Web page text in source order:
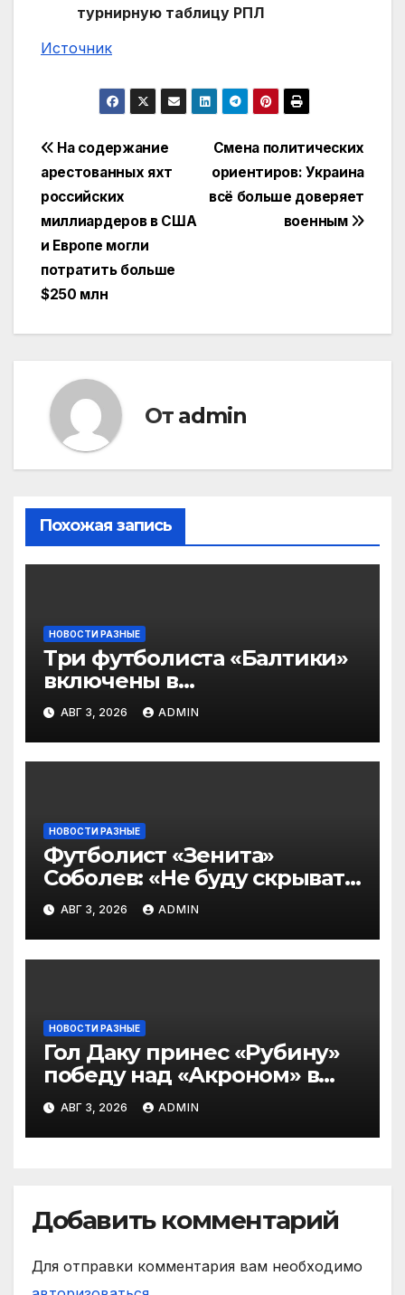
турнирную таблицу РПЛ
Источник
Навигация
по
записям
Смена политических
ориентиров: Украина
всё больше доверяет
военным
На содержание
арестованных яхт
российских
миллиардеров в США
и Европе могли
потратить больше
$250 млн
От admin
Похожая запись
НОВОСТИ РАЗНЫЕ
Три футболиста «Балтики»
включены в
символическую сборную
2‑го тура РПЛ по версии
подписчиков МАТЧ
ПРЕМЬЕР
АВГ 3, 2026 ADMIN
НОВОСТИ РАЗНЫЕ
Футболист «Зенита»
Соболев: «Не буду скрывать
— в Оренбурге всегда
тяжело играть»
АВГ 3, 2026 ADMIN
НОВОСТИ РАЗНЫЕ
Гол Даку принес «Рубину»
победу над «Акроном» в
матче РПЛ
АВГ 3, 2026 ADMIN
Добавить комментарий
Для отправки комментария вам необходимо